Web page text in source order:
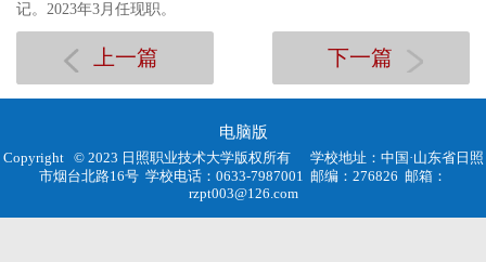
记。 2023年3月任现职。
上一篇 下一篇
电脑版
Copyright © 2023 日照职业技术大学版权所有
学校地址：中国·山东省日照
市烟台北路16号 学校电话：0633-7987001 邮编：276826 邮箱：
rzpt003@126.com